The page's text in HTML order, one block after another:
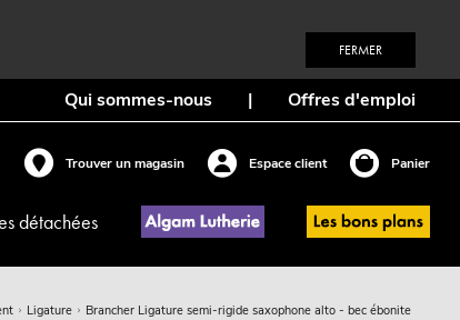
FERMER
Qui sommes-nous | Offres d'emploi
Trouver un magasin Espace client Panier
détachées
Ligature Brancher Ligature semi-rigide saxophone alto - bec ébonite